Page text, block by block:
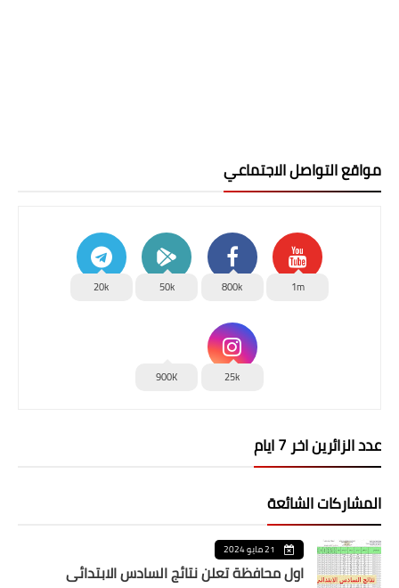
مواقع التواصل الاجتماعي
1m
800k
50k
20k
25k
900K
عدد الزائرين اخر 7 ايام
المشاركات الشائعة
21 مايو 2024
اول محافظة تعلن نتائج السادس الابتدائي